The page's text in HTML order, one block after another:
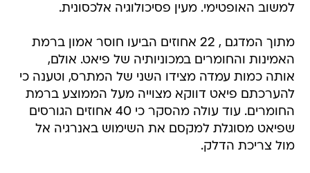
למשוב האופטימי. מעין פסיכולוגיה אלכסונית.
מתוך המדגם , 22 אחוזים הביעו חוסר אמון ברמת
האמינות והחומרים במכוניותיה של פיאט. אולם,
אותה כמות עמדה מצידו השני של המתרס, וטענה כי
להערכתם פיאט דווקא מצוייה מעל הממוצע ברמת
החומרים. עוד עולה מהסקר כי 40 אחוזים הגורסים
שפיאט מסוגלת למקסם את השימוש באנרגיה אל
מול צריכת הדלק.